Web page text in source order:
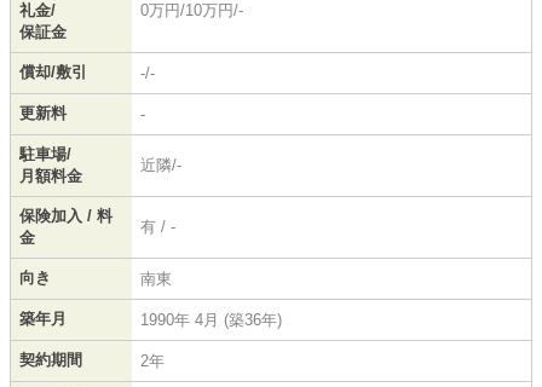
礼金/
保証金
0万円/10万円/-
償却/敷引 -/-
更新料 -
駐車場/
月額料金
近隣/-
保険加入 / 料
金
有 / -
向き 南東
築年月 1990年 4月 (築36年)
契約期間 2年